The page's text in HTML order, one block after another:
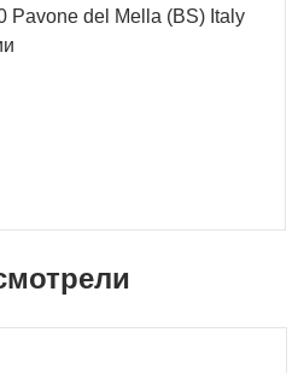
Pavone del Mella (BS) Italy